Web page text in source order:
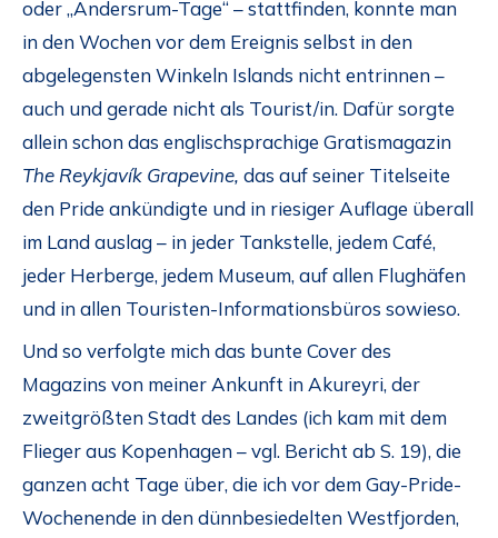
oder „Andersrum-Tage“ – stattfinden, konnte man
in den Wochen vor dem Ereignis selbst in den
abgelegensten Winkeln Islands nicht entrinnen –
auch und gerade nicht als Tourist/in. Dafür sorgte
allein schon das englischsprachige Gratismagazin
The Reykjavík Grapevine, das auf seiner Titelseite
den Pride ankündigte und in riesiger Auflage überall
im Land auslag – in jeder Tankstelle, jedem Café,
jeder Herberge, jedem Museum, auf allen Flughäfen
und in allen Touristen-Informationsbüros sowieso.
Und so verfolgte mich das bunte Cover des
Magazins von meiner Ankunft in Akureyri, der
zweitgrößten Stadt des Landes (ich kam mit dem
Flieger aus Kopenhagen – vgl. Bericht ab S. 19), die
ganzen acht Tage über, die ich vor dem Gay-Pride-
Wochenende in den dünnbesiedelten Westfjorden,